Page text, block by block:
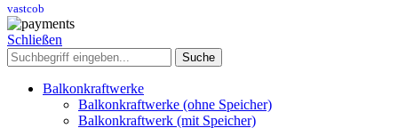
vastcob
Schließen
Suche
Balkonkraftwerke
Balkonkraftwerke (ohne Speicher)
Balkonkraftwerk (mit Speicher)